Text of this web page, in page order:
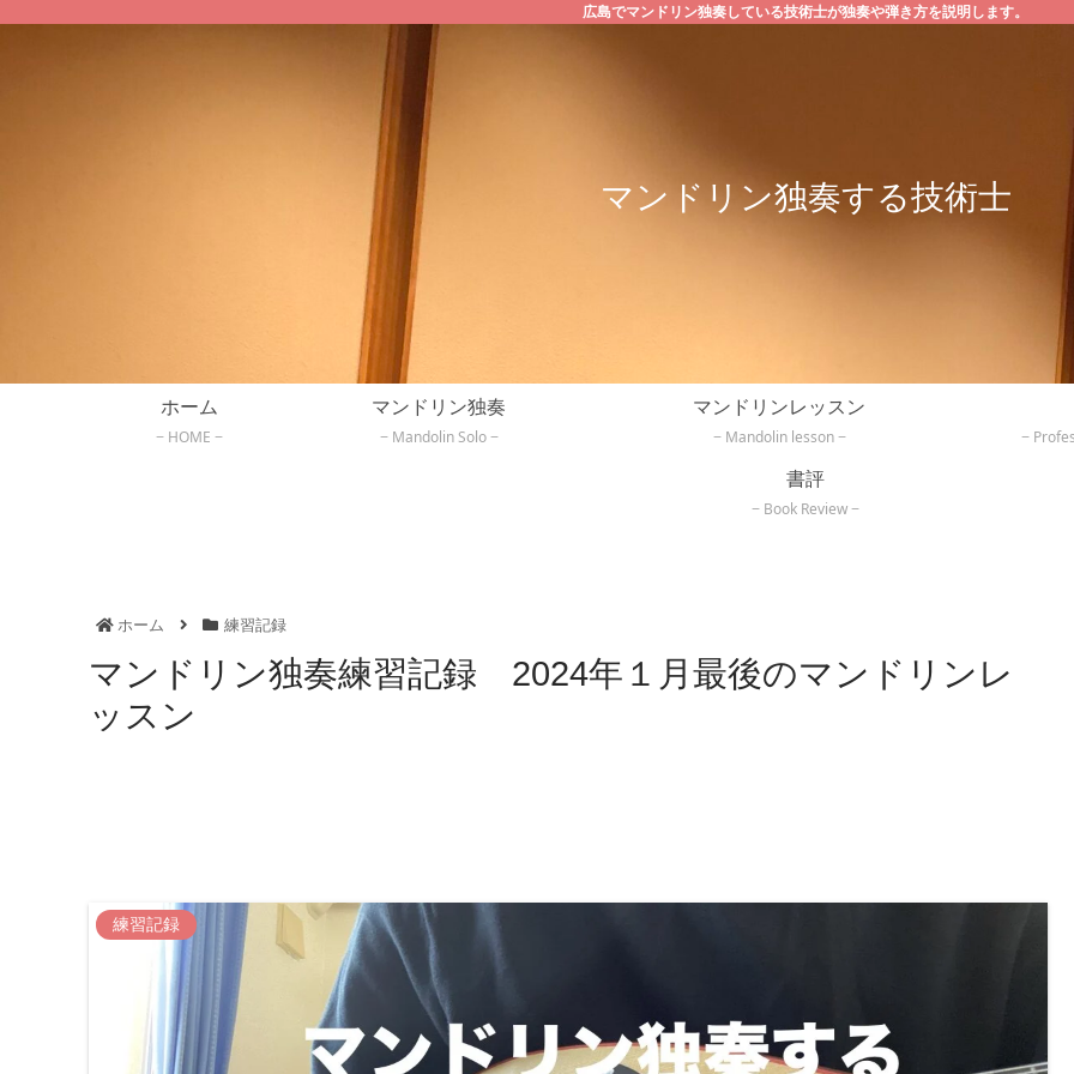
マンドリン独奏する技術士
広島でマンドリン独奏している技術士が独奏や弾き方を説明します。
ホーム
HOME
マンドリン独奏
Mandolin Solo
マンドリンレッスン
Mandolin lesson
書評
Book Review
ホーム 練習記録
マンドリン独奏練習記録 2024年１月最後のマンドリンレ
ッスン
練習記録